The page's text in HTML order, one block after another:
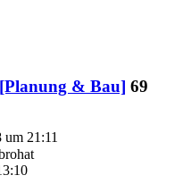
& Bau] 69
um 21:11